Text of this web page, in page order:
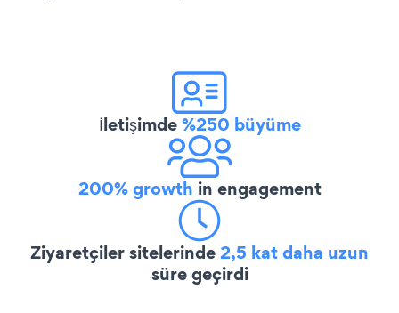
İletişimde%250 büyüme
200% growth in engagement
Ziyaretçiler sitelerinde2,5 kat daha uzun
süre geçirdi